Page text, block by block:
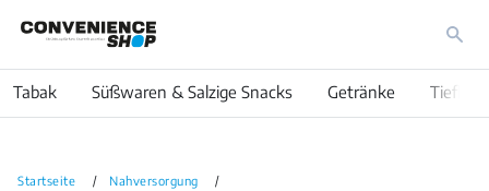
Tabak Süßwaren & Salzige Snacks Getränke
Startseite
Nahversorgung